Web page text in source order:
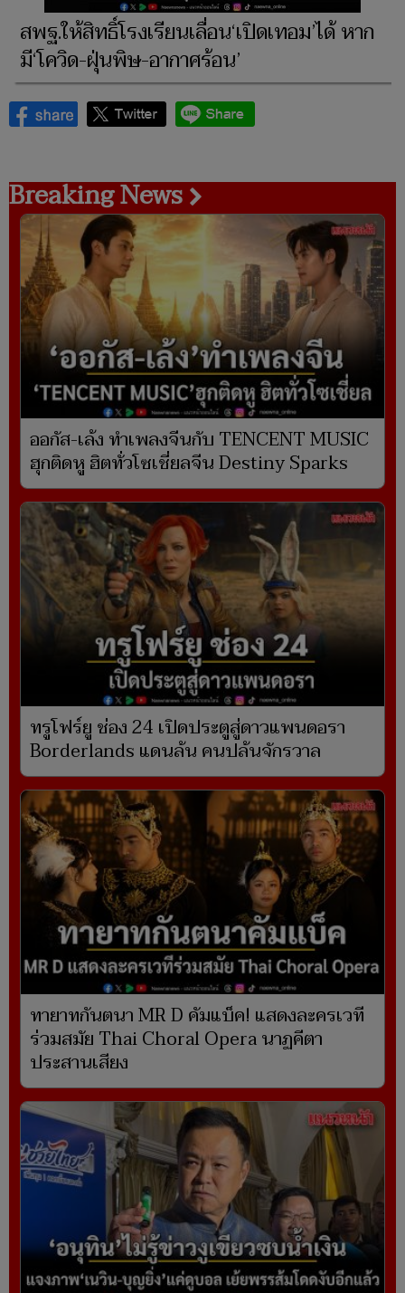
สพฐ.ให้สิทธิ์โรงเรียนเลื่อน‘เปิดเทอม’ได้ หาก
มี‘โควิด-ฝุ่นพิษ-อากาศร้อน’
Breaking News
ออกัส-เล้ง ทำเพลงจีนกับ TENCENT MUSIC
ฮุกติดหู ฮิตทั่วโซเชี่ยลจีน Destiny Sparks
ทรูโฟร์ยู ช่อง 24 เปิดประตูสู่ดาวแพนดอรา
Borderlands แดนล้น คนปล้นจักรวาล
ทายาทกันตนา MR D คัมแบ็ค! แสดงละครเวที
ร่วมสมัย Thai Choral Opera นาฏคีตา
ประสานเสียง